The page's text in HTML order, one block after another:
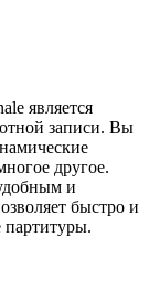
является
записи. Вы
другое.
и
быстро и
партитуры.